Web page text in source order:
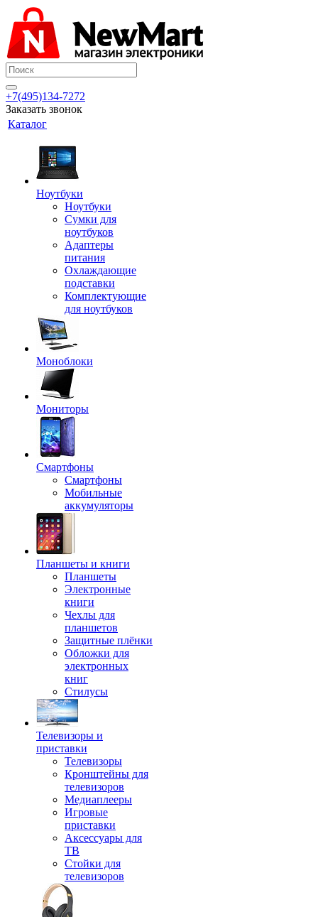
+7(495)134-7272
Заказать звонок
Каталог
Ноутбуки
Ноутбуки
Сумки для
ноутбуков
Адаптеры
питания
Охлаждающие
подставки
Комплектующие
для ноутбуков
Моноблоки
Мониторы
Смартфоны
Смартфоны
Мобильные
аккумуляторы
Планшеты и книги
Планшеты
Электронные
книги
Чехлы для
планшетов
Защитные плёнки
Обложки для
электронных
книг
Стилусы
Телевизоры и
приставки
Телевизоры
Кронштейны для
телевизоров
Медиаплееры
Игровые
приставки
Аксессуары для
ТВ
Стойки для
телевизоров